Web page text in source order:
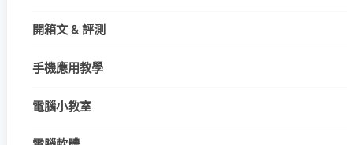
開箱文 & 評測
手機應用教學
電腦小教室